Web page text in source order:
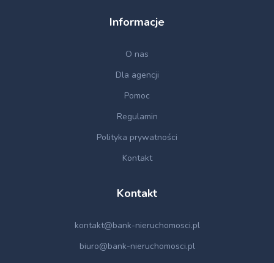
Informacje
O nas
Dla agencji
Pomoc
Regulamin
Polityka prywatności
Kontakt
Kontakt
kontakt@bank-nieruchomosci.pl
biuro@bank-nieruchomosci.pl